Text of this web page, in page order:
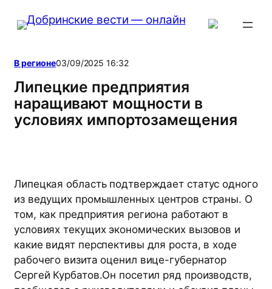
Перейти
В регионе03/09/2025 16:32
Липецкие предприятия
наращивают мощности в
условиях импортозамещения
Липецкая область подтверждает статус одного
из ведущих промышленных центров страны. О
том, как предприятия региона работают в
условиях текущих экономических вызовов и
какие видят перспективы для роста, в ходе
рабочего визита оценил вице-губернатор
Сергей Курбатов.Он посетил ряд производств,